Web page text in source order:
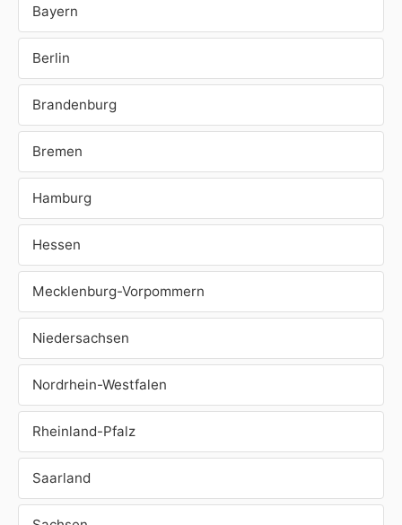
Bayern
Berlin
Brandenburg
Bremen
Hamburg
Hessen
Mecklenburg-Vorpommern
Niedersachsen
Nordrhein-Westfalen
Rheinland-Pfalz
Saarland